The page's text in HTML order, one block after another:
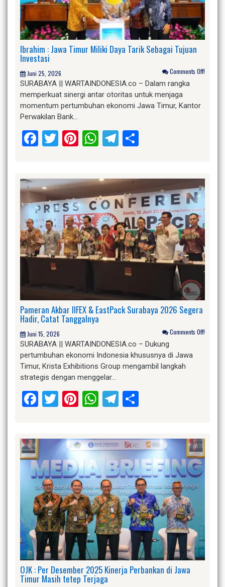
Ibrahim : Jawa Timur Miliki Daya Tarik Sebagai Tujuan
Investasi
Juni 25, 2026 Comments Off!
SURABAYA || WARTAINDONESIA.co – Dalam rangka
memperkuat sinergi antar otoritas untuk menjaga
momentum pertumbuhan ekonomi Jawa Timur, Kantor
Perwakilan Bank…
Facebook
Twitter
Pinterest
WhatsApp
Telegram
Pameran Akbar IIFEX & EastPack Surabaya 2026 Segera
Hadir, Catat Tanggalnya
Juni 15, 2026 Comments Off!
SURABAYA || WARTAINDONESIA.co – Dukung
pertumbuhan ekonomi Indonesia khususnya di Jawa
Timur, Krista Exhibitions Group mengambil langkah
strategis dengan menggelar…
Facebook
Twitter
Pinterest
WhatsApp
Telegram
OJK : Per Desember 2025 Kinerja Perbankan di Jawa
Timur Masih tetep Terjaga